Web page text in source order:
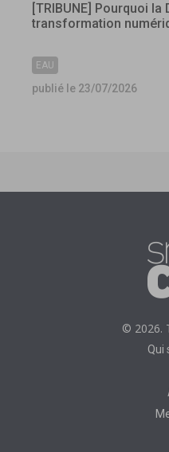
[TRIBUNE] Pourquoi
transformation
EAU
publié le 23/07/2026
© 2026.
Qui